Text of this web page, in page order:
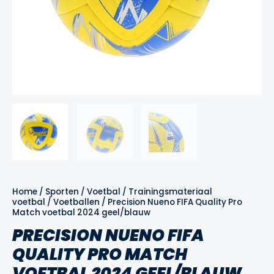
Home / Sporten / Voetbal / Trainingsmateriaal
voetbal / Voetballen / Precision Nueno FIFA Quality Pro
Match voetbal 2024 geel/blauw
PRECISION NUENO FIFA
QUALITY PRO MATCH